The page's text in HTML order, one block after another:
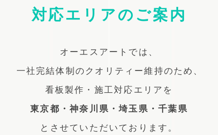
対応エリアのご案内
オーエスアートでは、
一社完結体制のクオリティー維持のため、
看板製作・施工対応エリアを
東京都・神奈川県・埼玉県・千葉県
とさせていただいております。